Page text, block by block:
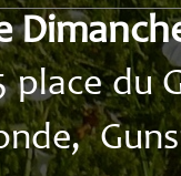
place du